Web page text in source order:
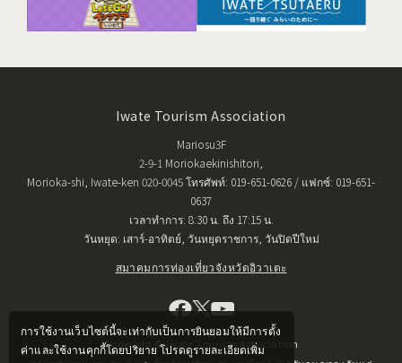
การใช้งานเว็บไซต์นี้จะเท่ากับเป็นการยินยอมให้มีการตั้ง
ค่าและใช้งานคุกกี้โดยปริยาย โปรดดูรายละเอียดเพิ่ม
Iwate Tourism Association
Mariosu3F
2-9-1 Moriokaekinishitori,
Morioka-shi, Iwate-ken 020-0045 โทรศัพท์: 019-651-0626 / แฟกซ์: 019-651-
0637
เวลาทำการ: 8:30 น. ถึง 17:15 น.
วันหยุด: เสาร์-อาทิตย์, วันหยุดราชการ, วันปิดปีใหม่
สมาคมการท่องเที่ยวจังหวัดอิวาเตะ
Copyright © Iwate Tourism Association